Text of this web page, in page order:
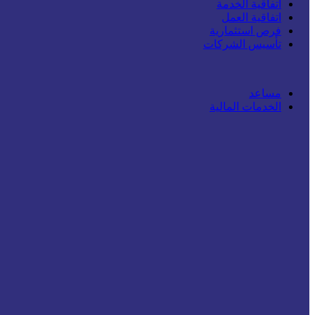
اتفاقية الخدمة
اتفاقية العمل
فرص استثمارية
تأسيس الشركات
مساعد
الخدمات المالية